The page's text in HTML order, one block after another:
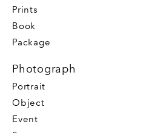
Prints
Book
Package
Photograph
Portrait
Object
Event